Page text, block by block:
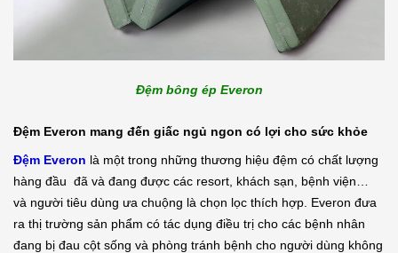
Đệm bông ép Everon
Đệm Everon mang đến giấc ngủ ngon có lợi cho sức khỏe
Đệm Everon là một trong những thương hiệu đệm có chất lượng
hàng đầu đã và đang được các resort, khách sạn, bệnh viện…
và người tiêu dùng ưa chuộng là chọn lọc thích hợp. Everon đưa
ra thị trường sản phẩm có tác dụng điều trị cho các bệnh nhân
đang bị đau cột sống và phòng tránh bệnh cho người dùng không